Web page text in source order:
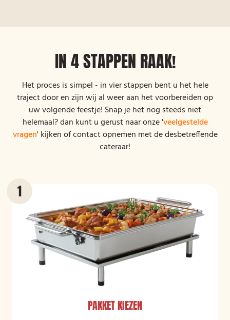
IN 4 STAPPEN RAAK!
Het proces is simpel - in vier stappen bent u het hele
traject door en zijn wij al weer aan het voorbereiden op
uw volgende feestje! Snap je het nog steeds niet
helemaal? dan kunt u gerust naar onze 'veelgestelde
vragen' kijken of contact opnemen met de desbetreffende
cateraar!
PAKKET KIEZEN